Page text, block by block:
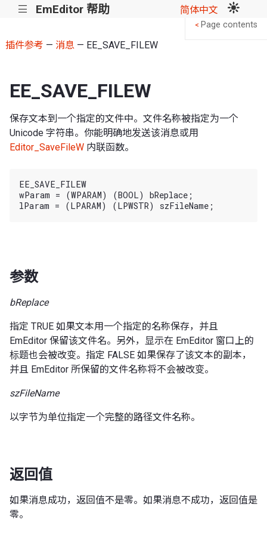
||| EmEditor 帮助 简体中文
插件参考 — 消息— EE_SAVE_FILEW
EE_SAVE_FILEW
保存文本到一个指定的文件中。文件名称被指定为一个
Unicode 字符串。你能明确地发送该消息或用
Editor_SaveFileW 内联函数。
EE_SAVE_FILEW
wParam = (WPARAM) (BOOL) bReplace;
参数
bReplace
指定 TRUE 如果文本用一个指定的名称保存，并且
EmEditor 保留该文件名。另外，显示在 EmEditor 窗口上的
标题也会被改变。指定 FALSE 如果保存了该文本的副本，
并且 EmEditor 所保留的文件名称将不会被改变。
szFileName
以字节为单位指定一个完整的路径文件名称。
返回值
如果消息成功，返回值不是零。如果消息不成功，返回值是
零。
< Page contents